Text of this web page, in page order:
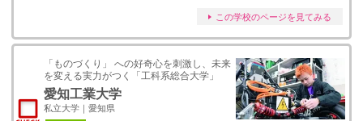
この学校のページを見てみる
「ものづくり」 への好奇心を刺激し、未来
を変える実力がつく「工科系総合大学」
愛知工業大学
私立大学｜愛知県